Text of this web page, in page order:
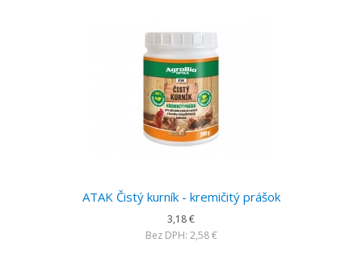
ATAK Čistý kurník - kremičitý prášok
3,18 €
Bez DPH: 2,58 €